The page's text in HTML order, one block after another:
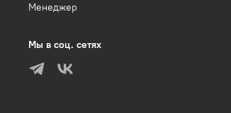
Менеджер
Мы в соц. сетях